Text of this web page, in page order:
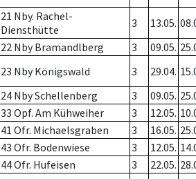
21 Nby. Rachel-
Diensthütte
3 13.05.
22 Nby Bramandlberg 3 09.05.
23 Nby Königswald 3 29.04.
24 Nby Schellenberg 3 09.05.
33 Opf. Am Kühweiher 3 12.05.
41 Ofr. Michaelsgraben 3 16.05.
43 Ofr. Bodenwiese 3 12.05.
44 Ofr. Hufeisen 3 22.05.